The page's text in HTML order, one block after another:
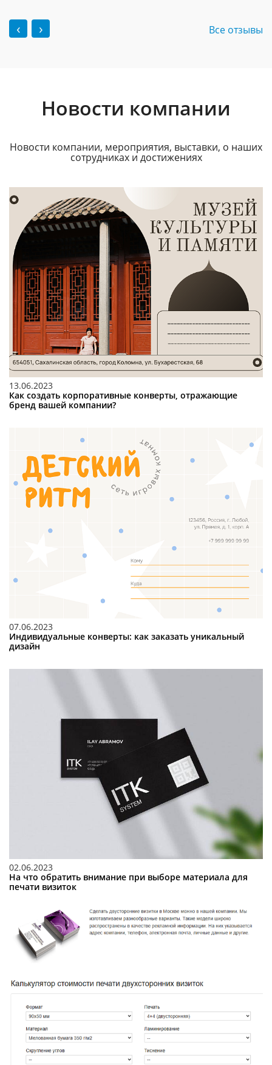
‹ › Все отзывы
Новости компании
Новости компании, мероприятия, выставки, о наших
сотрудниках и достижениях
13.06.2023
Как создать корпоративные конверты, отражающие
бренд вашей компании?
07.06.2023
Индивидуальные конверты: как заказать уникальный
дизайн
02.06.2023
На что обратить внимание при выборе материала для
печати визиток